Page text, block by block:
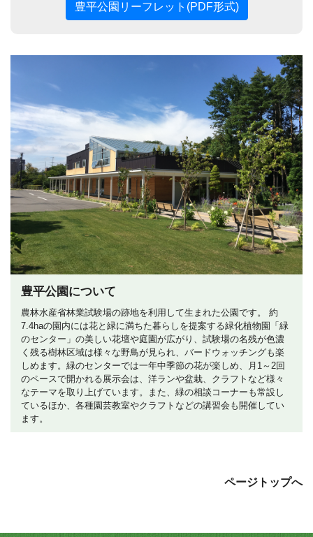
豊平公園リーフレット(PDF形式)
豊平公園について
農林水産省林業試験場の跡地を利用して生まれた公園です。 約
7.4haの園内には花と緑に満ちた暮らしを提案する緑化植物園「緑
のセンター」の美しい花壇や庭園が広がり、試験場の名残が色濃
く残る樹林区域は様々な野鳥が見られ、バードウォッチングも楽
しめます。緑のセンターでは一年中季節の花が楽しめ、月1～2回
のペースで開かれる展示会は、洋ランや盆栽、クラフトなど様々
なテーマを取り上げています。また、緑の相談コーナーも常設し
ているほか、各種園芸教室やクラフトなどの講習会も開催してい
ます。
ページトップへ